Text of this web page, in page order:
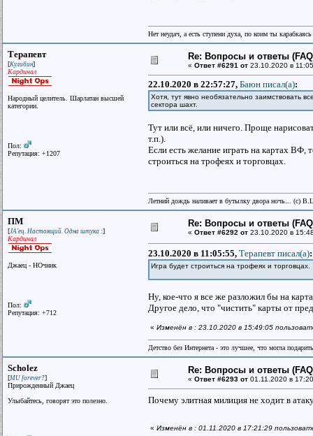
Нет неудач, а есть ступени духа, по коим ты
Терапевт
[Кулибин]
Кардинал
Народный целитель. Шарлатан высшей
категории.
Пол:
Репутация: +1207
Re: Вопросы и ответы
« Ответ #6291 от 23.10.2020 в
22.10.2020 в 22:57:27, Баюн писал(a):
Хотя, тут явно необязательно заимствовать
сектора шахт.
Тут или всё, или ничего. Проще
т.п.).
Если есть желание играть на картах
строиться на трофеях и торговцах.
Летний дождь наливает в бутылку двора ночь... (с)
ПМ
[JA'ец. Настоящий. Одна штука :]
Кардинал
Джаец - НОчник
Пол:
Репутация: +712
Re: Вопросы и ответы
« Ответ #6292 от 23.10.2020 в
23.10.2020 в 11:05:55, Терапевт писал(a):
Игра будет строиться на трофеях и торговцах.
Ну, кое-что я все же разложил бы на
Другое дело, что "чистить" карты от
« Изменён в : 23.10.2020 в 15:49:05
Детство без Интернета - это лучшее, что могла
Scholez
[MU forever?]
Прирожденный Джаец
Улыбайтесь, говорят это полезно.
Re: Вопросы и ответы
« Ответ #6293 от 01.11.2020 в
Почему элитная милиция не ходит в
« Изменён в : 01.11.2020 в 17:21:29